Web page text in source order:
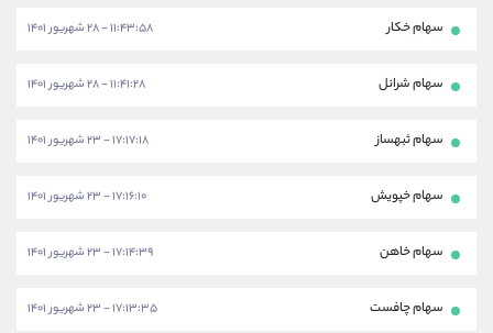
سهام خکار ۱۱:۴۳:۵۸ - ۲۸ شهریور ۱۴۰۱
سهام شرانل ۱۱:۴۱:۲۸ - ۲۸ شهریور ۱۴۰۱
سهام ثبهساز ۱۷:۱۷:۱۸ - ۲۳ شهریور ۱۴۰۱
سهام خپویش ۱۷:۱۶:۱۰ - ۲۳ شهریور ۱۴۰۱
سهام خاهن ۱۷:۱۴:۳۹ - ۲۳ شهریور ۱۴۰۱
سهام چافست ۱۷:۱۳:۳۵ - ۲۳ شهریور ۱۴۰۱